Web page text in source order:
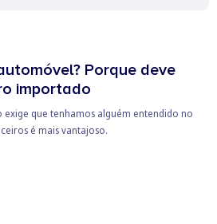
Porque deve
importado
que tenhamos alguém entendido no
é mais vantajoso.